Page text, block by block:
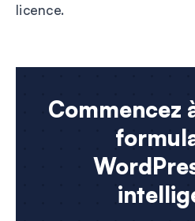
licence.
Commencez